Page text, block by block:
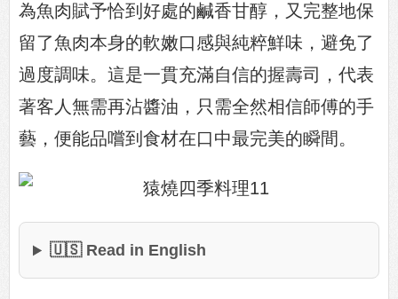
為魚肉賦予恰到好處的鹹香甘醇，又完整地保
留了魚肉本身的軟嫩口感與純粹鮮味，避免了
過度調味。這是一貫充滿自信的握壽司，代表
著客人無需再沾醬油，只需全然相信師傅的手
藝，便能品嚐到食材在口中最完美的瞬間。
🇺🇸 Read in English